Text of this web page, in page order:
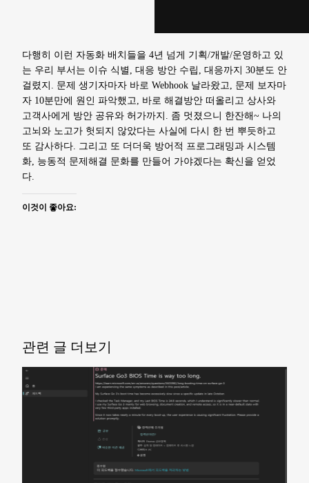
다행히 이런 자동화 배치들을 4년 넘게 기획/개발/운영하고 있
는 우리 부서는 이슈 식별, 대응 방안 수립, 대응까지 30분도 안
걸렸지. 문제 생기자마자 바로 Webhook 날라왔고, 문제 보자마
자 10분만에 원인 파악했고, 바로 해결방안 떠올리고 상사와
고객사에게 방안 공유와 허가까지. 좀 멋졌으니 한잔해~ 나의
고뇌와 노고가 헛되지 않았다는 사실에 다시 한 번 뿌듯하고
또 감사하다. 그리고 또 더더욱 방어적 프로그래밍과 시스템
화, 능동적 문제해결 문화를 만들어 가야겠다는 확신을 얻었
다.
이것이 좋아요:
관련 글 더보기